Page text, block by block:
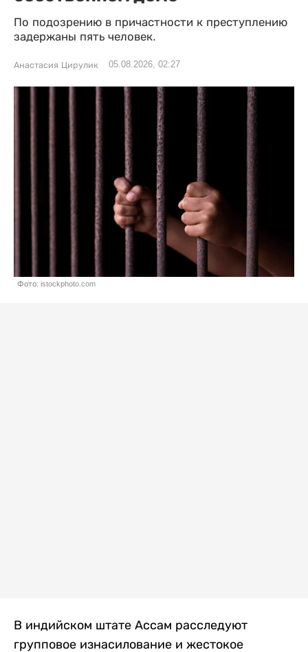
По подозрению в причастности к преступлению
задержаны пять человек.
Анастасия Цирулик 05.08.2026, 02:27
Фото: istockphoto.com
В индийском штате Ассам расследуют
групповое изнасилование и жестокое